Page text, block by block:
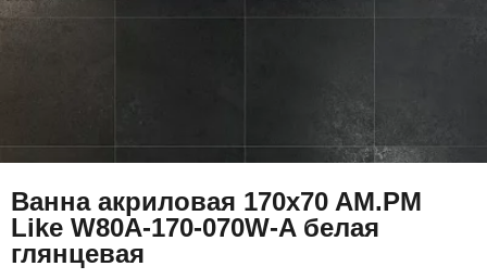
Ванна акриловая 170x70 AM.PM
Like W80A-170-070W-A белая
глянцевая